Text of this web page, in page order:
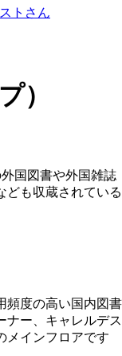
トさん
）
国図書や外国雑誌
ども収蔵されている
頻度の高い国内図書
ナー、キャレルデス
メインフロアです